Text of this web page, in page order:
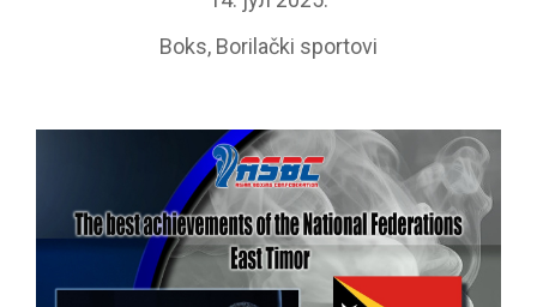
Boks, Borilački sportovi